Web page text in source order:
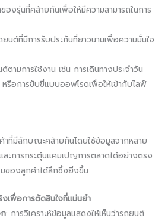
องรุ่นที่คล้ายกันเพื่อให้มีความสามารถในการ
ยนต์ที่มีการรับประกันที่ยาวนานเพื่อความมั่นใจ
ตามการใช้งาน เช่น การเดินทางประจำวัน
รือการขับขี่แบบออฟโรดเพื่อให้เข้ากับไลฟ์
าที่มีลักษณะคล้ายกันโดยใช้ข้อมูลจากหลาย
ละการกระตุ้นแคมเปญการตลาดได้อย่างตรง
ของลูกค้าได้ลึกซึ้งยิ่งขึ้น
งเพื่อการตัดสินใจที่แม่นยำ
: การวิเคราะห์ข้อมูลแสดงให้เห็นว่ารถยนต์